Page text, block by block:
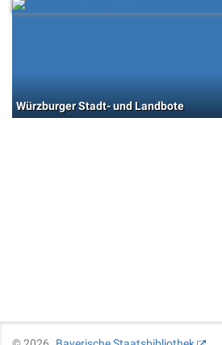
Würzburger Stadt- und Landbote